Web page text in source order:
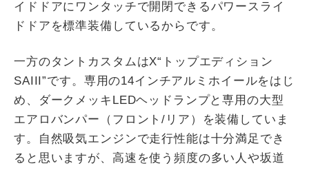
イドドアにワンタッチで開閉できるパワースライ
ドドアを標準装備しているからです。
一方のタントカスタムはX“トップエディション
SAIII”です。専用の14インチアルミホイールをはじ
め、ダークメッキLEDヘッドランプと専用の大型
エアロバンパー（フロント/リア）を装備していま
す。自然吸気エンジンで走行性能は十分満足でき
ると思いますが、高速を使う頻度の多い人や坂道